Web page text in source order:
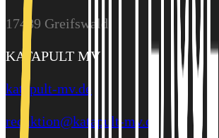
17489 Greifswald
KATAPULT MV
katapult-mv.de
redaktion@katapult-mv.de